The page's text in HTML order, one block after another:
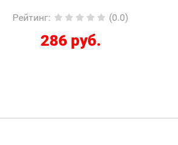
Рейтинг: (0.0)
286 руб.